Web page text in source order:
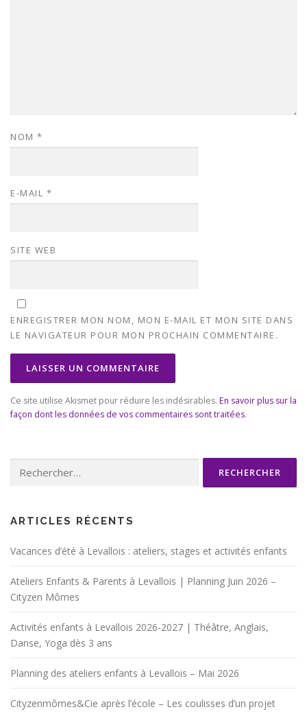
NOM *
E-MAIL *
SITE WEB
ENREGISTRER MON NOM, MON E-MAIL ET MON SITE DANS
LE NAVIGATEUR POUR MON PROCHAIN COMMENTAIRE.
Ce site utilise Akismet pour réduire les indésirables. En savoir plus sur la
façon dont les données de vos commentaires sont traitées.
ARTICLES RÉCENTS
Vacances d’été à Levallois : ateliers, stages et activités enfants
Ateliers Enfants & Parents à Levallois | Planning Juin 2026 –
Cityzen Mômes
Activités enfants à Levallois 2026-2027 | Théâtre, Anglais,
Danse, Yoga dès 3 ans
Planning des ateliers enfants à Levallois – Mai 2026
Cityzenmômes&Cie après l’école – Les coulisses d’un projet